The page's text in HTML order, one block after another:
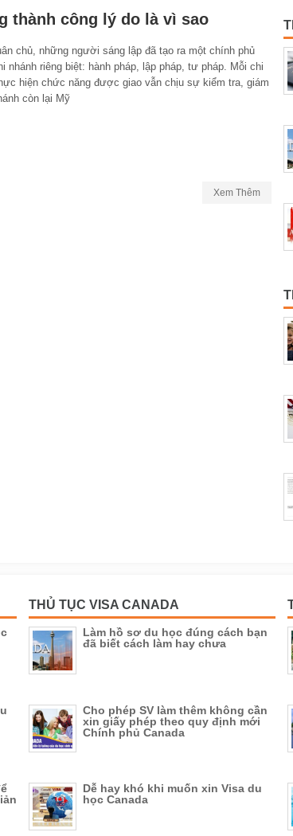
thành công lý do là vì sao
chủ, những người sáng lập đã tạo ra một chính phủ
nhánh riêng biệt: hành pháp, lập pháp, tư pháp. Mỗi chi
hiện chức năng được giao vẫn chịu sự kiểm tra, giám
còn lại Mỹ
Xem Thêm
THỦ TỤC VISA CANADA
Làm hồ sơ du học đúng cách bạn
đã biết cách làm hay chưa
Cho phép SV làm thêm không cần
xin giấy phép theo quy định mới
Chính phủ Canada
Dễ hay khó khi muốn xin Visa du
học Canada